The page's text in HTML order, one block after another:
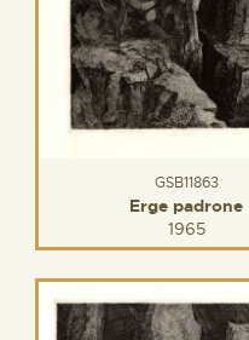
GSB11863
Erge padrone
1965